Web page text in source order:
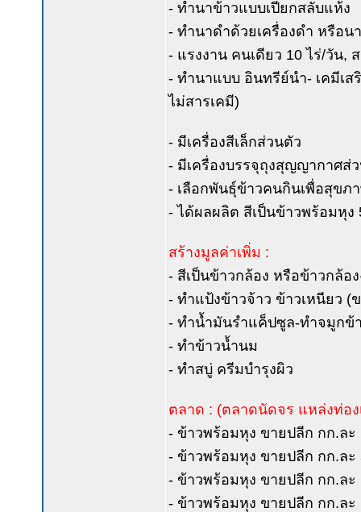
- ทำนาข้าวแบบเปียกสลับแห้ง
- ทำนาดำด้วยเครื่องดำ หรือ
- แรงงาน คนเดียว 10 ไร่/วัน,
- ทำนาแบบ อินทรีย์นำ- เคมีเส
ไม่สารเคมี)
- มีเครื่องสีเล็กส่วนตัว
- มีเครื่องบรรจุถุงสุญญากาศส่
- เลือกพันธุ์ข้าวคนกินเพื่อสุขภ
- ได้ผลผลิต สีเป็นข้าวพร้อมหุง
สร้างมูลค่าเพิ่ม :
- สีเป็นข้าวกล้อง หรือข้าวกล้อ
- ทำแป้งข้าวจ้าว ข้าวเหนียว (
- ทำน้ำมันรำแค็ปซูล-ทำจมูกข้
- ทำข้าวน้ำนม
- ทำสบู่ ครีมบำรุงผิว
ตลาด : (ตลาดนัดจร แหล่งท่อง
- ข้าวพร้อมหุง ขายปลีก กก.ละ
- ข้าวพร้อมหุง ขายปลีก กก.ละ
- ข้าวพร้อมหุง ขายปลีก กก.ละ
- ข้าวพร้อมหุง ขายปลีก กก.ละ